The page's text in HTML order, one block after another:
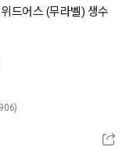
드어스 (무라벨) 생수